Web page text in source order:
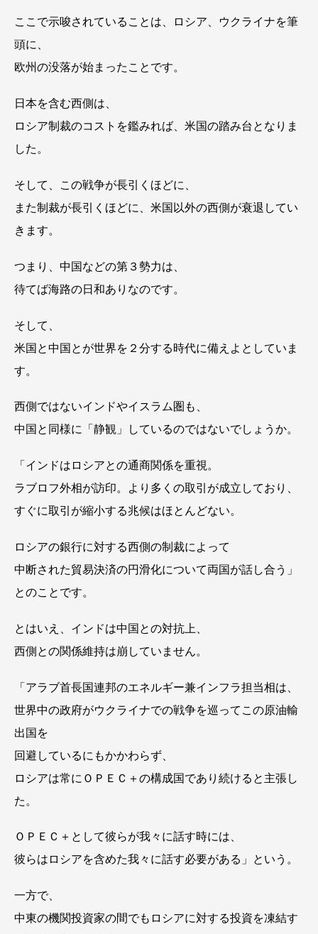
ここで示唆されていることは、ロシア、ウクライナを筆
頭に、
欧州の没落が始まったことです。
日本を含む西側は、
ロシア制裁のコストを鑑みれば、米国の踏み台となりま
した。
そして、この戦争が長引くほどに、
また制裁が長引くほどに、米国以外の西側が衰退してい
きます。
つまり、中国などの第３勢力は、
待てば海路の日和ありなのです。
そして、
米国と中国とが世界を２分する時代に備えよとしていま
す。
西側ではないインドやイスラム圏も、
中国と同様に「静観」しているのではないでしょうか。
「インドはロシアとの通商関係を重視。
ラブロフ外相が訪印。より多くの取引が成立しており、
すぐに取引が縮小する兆候はほとんどない。
ロシアの銀行に対する西側の制裁によって
中断された貿易決済の円滑化について両国が話し合う」
とのことです。
とはいえ、インドは中国との対抗上、
西側との関係維持は崩していません。
「アラブ首長国連邦のエネルギー兼インフラ担当相は、
世界中の政府がウクライナでの戦争を巡ってこの原油輸
出国を
回避しているにもかかわらず、
ロシアは常にＯＰＥＣ＋の構成国であり続けると主張し
た。
ＯＰＥＣ＋として彼らが我々に話す時には、
彼らはロシアを含めた我々に話す必要がある」という。
一方で、
中東の機関投資家の間でもロシアに対する投資を凍結す